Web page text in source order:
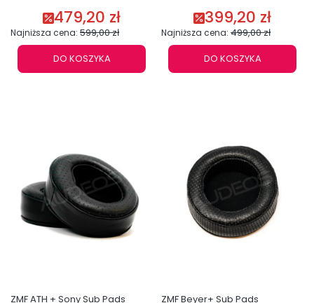
Cena promocyjna
479,20 zł
Najniższa cena: 599,00 zł
DO KOSZYKA
Cena promocyjna
399,20 zł
Najniższa cena: 499,00 zł
DO KOSZYKA
ZMF ATH + Sony Sub Pads ZMF Beyer+ Sub Pads